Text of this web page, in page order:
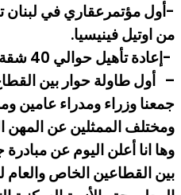
-أول مؤتمرعقاري في لبنان
من اوتيل فينيسيا.
-إعادة تأهيل حوالي 40 شقة سكنية بعد إنفجار بيروت.
– أول طاولة حوار بين
جمعنا وزراء ومدراء عامين
ومختلف الممثلين عن المهن
وها انا أعلن اليوم عن
بين القطاعين الخاص